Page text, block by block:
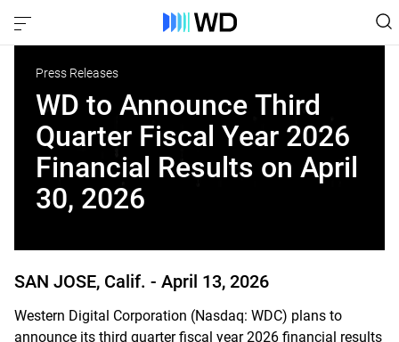
Press Releases
WD to Announce Third
Quarter Fiscal Year 2026
Financial Results on April
30, 2026
SAN JOSE, Calif. - April 13, 2026
Western Digital Corporation (Nasdaq: WDC) plans to
announce its third quarter fiscal year 2026 financial results